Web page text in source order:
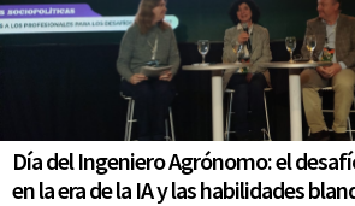
Día del Ingeniero Agrónomo: el
en la era de la IA y las habilidades